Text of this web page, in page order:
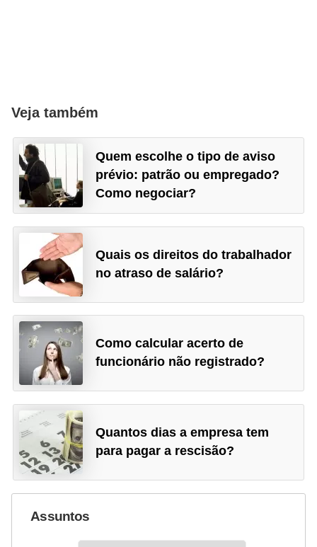
Veja também
Quem escolhe o tipo de aviso
prévio: patrão ou empregado?
Como negociar?
Quais os direitos do trabalhador
no atraso de salário?
Como calcular acerto de
funcionário não registrado?
Quantos dias a empresa tem
para pagar a rescisão?
Assuntos